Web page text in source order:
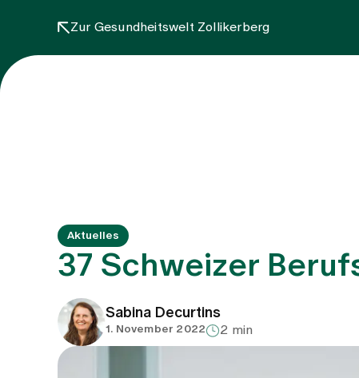
Zur Gesundheitswelt Zollikerberg
Aktuelles
37 Schweizer
Sabina Decurtins
1. November 2022 2 min